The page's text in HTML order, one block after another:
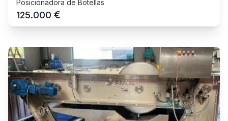
Posicionadora de Botellas
125.000 €